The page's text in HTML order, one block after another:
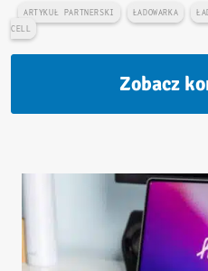
ARTYKUŁ PARTNERSKI ŁADOWARKA
CELL
Zobacz